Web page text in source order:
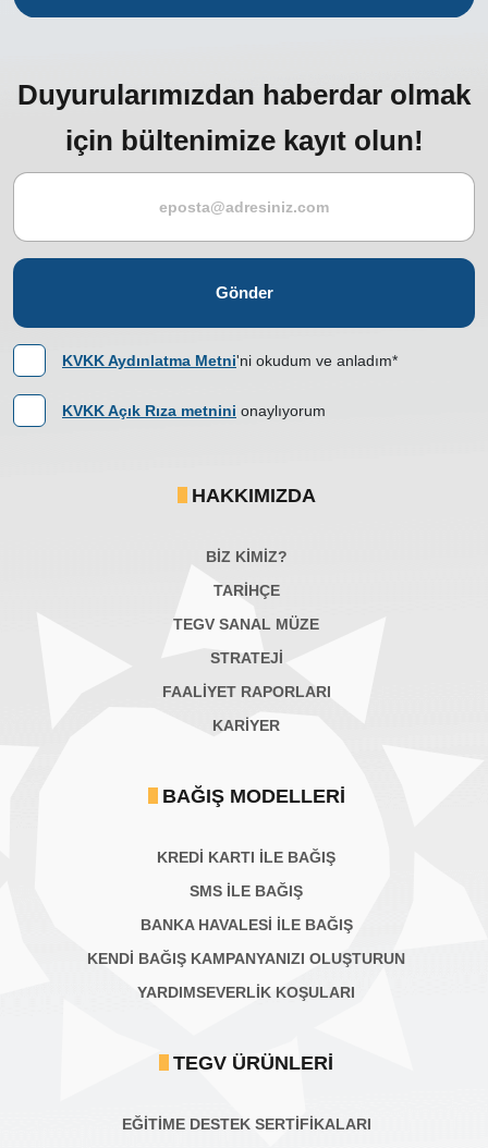
Duyurularımızdan haberdar olmak
için bültenimize kayıt olun!
Gönder
KVKK Aydınlatma Metni'ni okudum ve anladım*
KVKK Açık Rıza metnini onaylıyorum
HAKKIMIZDA
BİZ KİMİZ?
TARİHÇE
TEGV SANAL MÜZE
STRATEJİ
FAALİYET RAPORLARI
KARIYER
BAĞIŞ MODELLERI
KREDİ KARTI İLE BAĞIŞ
SMS İLE BAĞIŞ
BANKA HAVALESİ İLE BAĞIŞ
KENDİ BAĞIŞ KAMPANYANIZI OLUŞTURUN
YARDIMSEVERLİK KOŞULARI
TEGV ÜRÜNLERI
EĞİTİME DESTEK SERTİFİKALARI